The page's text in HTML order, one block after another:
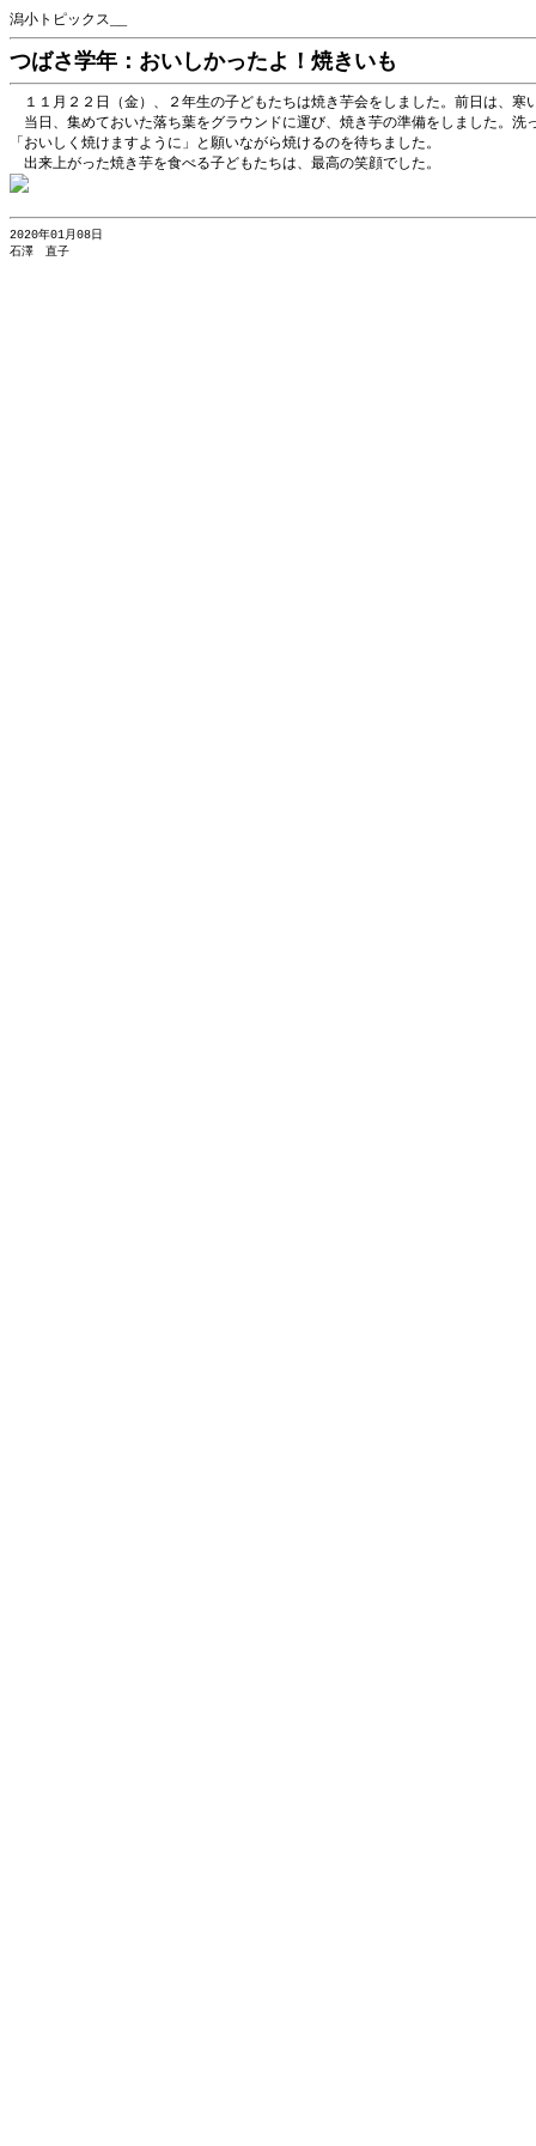
潟小トピックス__
つばさ学年：おいしかったよ！焼きいも
１１月２２日（金）、２年生の子どもたちは焼き芋会をしました。前日は、
当日、集めておいた落ち葉をグラウンドに運び、焼き芋の準備をしました。
「おいしく焼けますように」と願いながら焼けるのを待ちました。
出来上がった焼き芋を食べる子どもたちは、最高の笑顔でした。
2020年01月08日
石澤 直子